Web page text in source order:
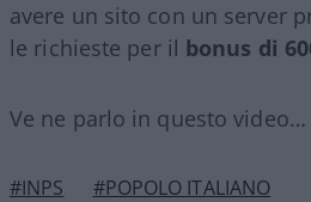
avere un sito con un server
le richieste per il bonus di
Ve ne parlo in questo video…
#INPS #POPOLO ITALIANO